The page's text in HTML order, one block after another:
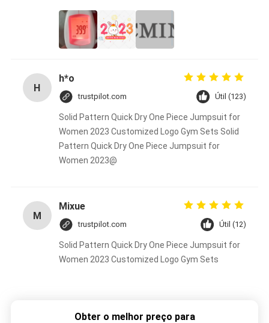
H
h*o
trustpilot.com Útil (123)
Solid Pattern Quick Dry One Piece Jumpsuit for
Women 2023 Customized Logo Gym Sets Solid
Pattern Quick Dry One Piece Jumpsuit for
Women 2023@
M
Mixue
trustpilot.com Útil (12)
Solid Pattern Quick Dry One Piece Jumpsuit for
Women 2023 Customized Logo Gym Sets
Obter o melhor preço para